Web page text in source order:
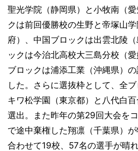
聖光学院（静岡県）と小牧南（
クは前回優勝校の生野と帝塚山
府）、中国ブロックは出雲北陵
ックは今治北高校大三島分校（
ブロックは浦添工業（沖縄県）
した。さらに選抜枠として、全
キワ松学園（東京都）と八代白
選出。また昨年の第29回大会を
で途中棄権した翔凛（千葉県）が
合わせて19校、57名の選手が晴